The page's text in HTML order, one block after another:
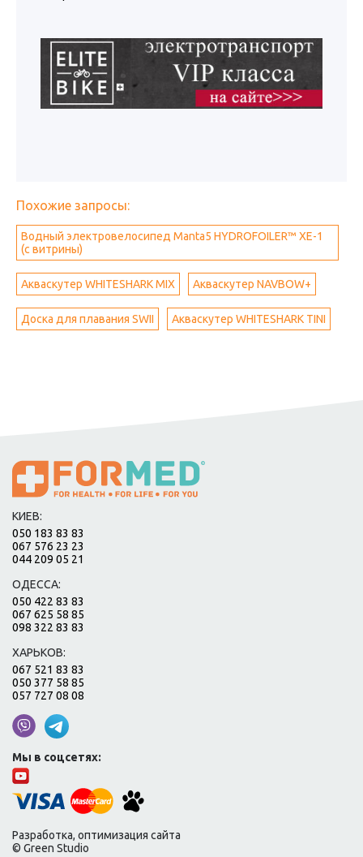
Похожие запросы:
Водный электровелосипед Manta5 HYDROFOILER™ XE-1
(с витрины)
Акваскутер WHITESHARK MIX Акваскутер NAVBOW+
Доска для плавания SWII Акваскутер WHITESHARK TINI
КИЕВ:
050 183 83 83
067 576 23 23
044 209 05 21
ОДЕССА:
050 422 83 83
067 625 58 85
098 322 83 83
ХАРЬКОВ:
067 521 83 83
050 377 58 85
057 727 08 08
Мы в соцсетях:
Разработка, оптимизация сайта
© Green Studio